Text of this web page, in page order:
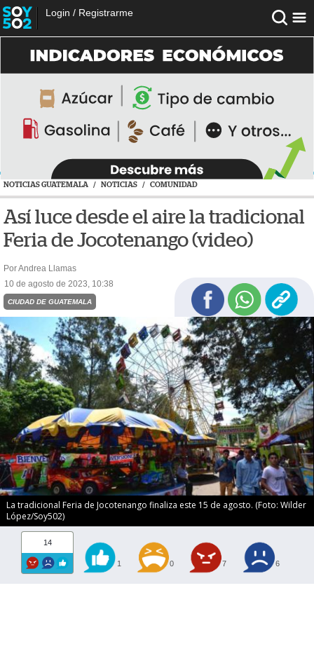
Login / Registrarme
NOTICIAS GUATEMALA / NOTICIAS / COMUNIDAD
Así luce desde el aire la tradicional
Feria de Jocotenango (video)
Por Andrea Llamas
10 de agosto de 2023, 10:38
CIUDAD DE GUATEMALA
La tradicional Feria de Jocotenango finaliza este 15 de agosto. (Foto: Wilder
López/Soy502)
14
1 0 7 6